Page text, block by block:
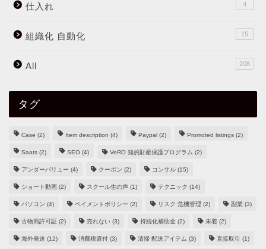
仕入れ 4
組織化 自動化 15
All 208
タグ
Case (2) Item description (4) Paypal (2) Promoted listings (2)
Saats (2) SEO (4) VeRO 知的財産保護プログラム (2)
アンダーバリュー (4) クーポン (2) コンサル (15)
ショート動画 (2) スクール生の声 (1) テクニック (14)
パソコン (4) ペイメントポリシー (2) リスク 危機管理 (2) 副業 (3)
古物商許可証 (2) 売れない (3) 持続化補助金 (2) 未着 (2)
海外発送 (12) 消費税還付 (3) 清掃 配送アイテム (3) 直接取引 (1)